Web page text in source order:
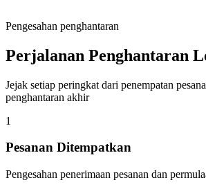
Pengesahan penghantaran
Perjalanan Penghantaran
Jejak setiap peringkat dari penempatan
penghantaran akhir
1
Pesanan Ditempatkan
Pengesahan penerimaan pesanan dan